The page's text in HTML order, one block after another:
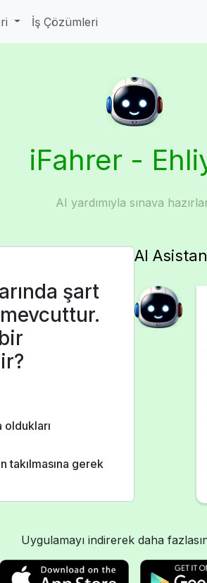
İş Çözümleri
iFahrer -
AI yardımıyla sınava
şart
gerek
AI
Uygulamayı indirerek daha